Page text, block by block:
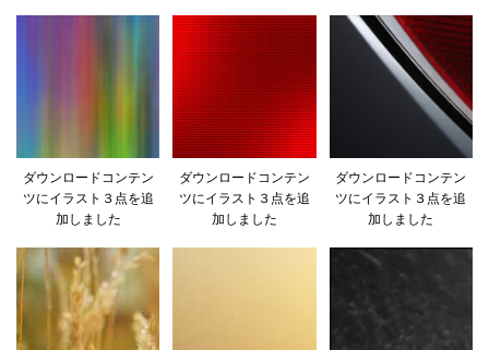
ダウンロードコンテン
ツにイラスト３点を追
加しました
ダウンロードコンテン
ツにイラスト３点を追
加しました
ダウンロードコンテン
ツにイラスト３点を追
加しました